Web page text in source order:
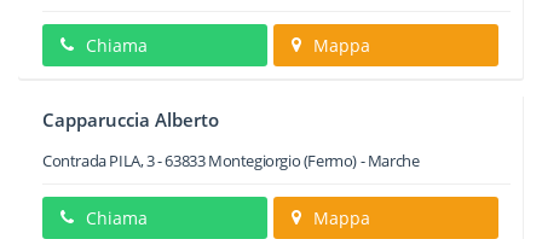
Chiama Mappa
Capparuccia Alberto
Contrada PILA, 3-63833Montegiorgio(Fermo) -Marche
Chiama Mappa